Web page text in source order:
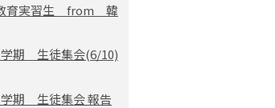
育実習生 from 韓
期 生徒集会(6/10)
期 生徒集会 報告